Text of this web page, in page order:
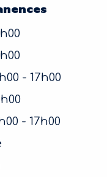
- 17h00
- 17h00